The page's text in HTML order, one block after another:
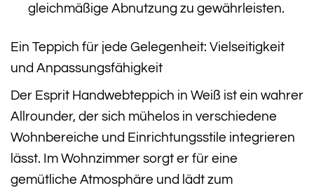
gleichmäßige Abnutzung zu gewährleisten.
Ein Teppich für jede Gelegenheit: Vielseitigkeit
und Anpassungsfähigkeit
Der Esprit Handwebteppich in Weiß ist ein wahrer
Allrounder, der sich mühelos in verschiedene
Wohnbereiche und Einrichtungsstile integrieren
lässt. Im Wohnzimmer sorgt er für eine
gemütliche Atmosphäre und lädt zum